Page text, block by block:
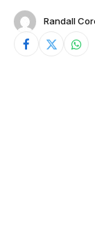
Randall